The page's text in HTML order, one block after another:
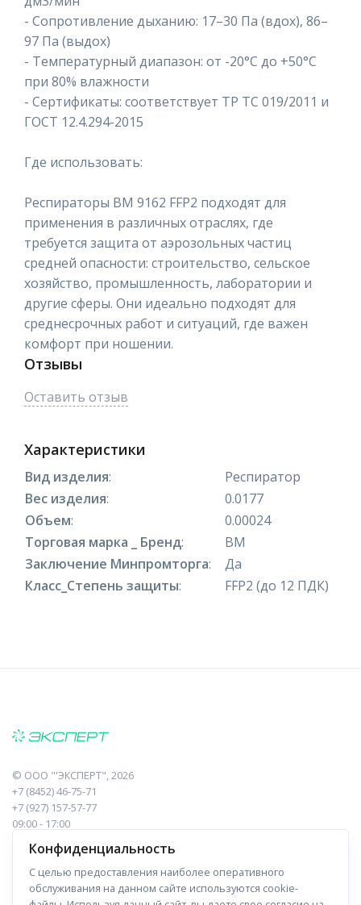
- Сопротивление дыханию: 17–30 Па (вдох), 86–
97 Па (выдох)
- Температурный диапазон: от -20°C до +50°C
при 80% влажности
- Сертификаты: соответствует ТР ТС 019/2011 и
ГОСТ 12.4.294-2015
Где использовать:
Респираторы ВМ 9162 FFP2 подходят для
применения в различных отраслях, где
требуется защита от аэрозольных частиц
средней опасности: строительство, сельское
хозяйство, промышленность, лаборатории и
другие сферы. Они идеально подходят для
среднесрочных работ и ситуаций, где важен
комфорт при ношении.
Отзывы
Оставить отзыв
Характеристики
Вид изделия:
Респиратор
Вес изделия:
0.0177
Объем:
0.00024
Торговая марка _ Бренд:
ВМ
Заключение Минпромторга:
Да
Класс_Степень защиты: FFP2 (до 12 ПДК)
© ООО "'ЭКСПЕРТ", 2026
+7 (8452) 46-75-71
+7 (927) 157-57-77
09:00 - 17:00
410017, Саратов, Пугачева, 10 к1, оф.23
Навигация Информация
Конфиденциальность
С целью предоставления наиболее оперативного
обслуживания на данном сайте используются cookie-